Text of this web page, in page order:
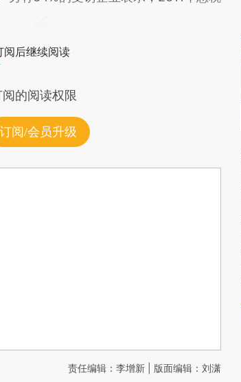
阅后继续阅读
的阅读权限
订阅/会员升级
责任编辑：李增新 | 版面编辑：刘潇